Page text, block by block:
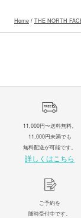
Home / THE NORTH
11,000円〜送料無料。
11,000円未満でも
無料配送が可能です。
詳しくはこちら
ご予約を
随時受付中です。